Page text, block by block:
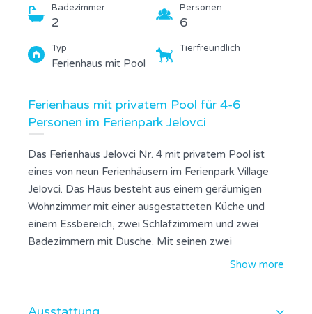
Badezimmer
2
Personen
6
Typ
Ferienhaus mit Pool
Tierfreundlich
Ferienhaus mit privatem Pool für 4-6
Personen im Ferienpark Jelovci
Das Ferienhaus Jelovci Nr. 4 mit privatem Pool ist
eines von neun Ferienhäusern im Ferienpark Village
Jelovci. Das Haus besteht aus einem geräumigen
Wohnzimmer mit einer ausgestatteten Küche und
einem Essbereich, zwei Schlafzimmern und zwei
Badezimmern mit Dusche. Mit seinen zwei
Schlafzimmern und dem Schlafsofa im Wohnzimmer
und einen privaten Swimmingpool (24 m2) sowie eine
Show more